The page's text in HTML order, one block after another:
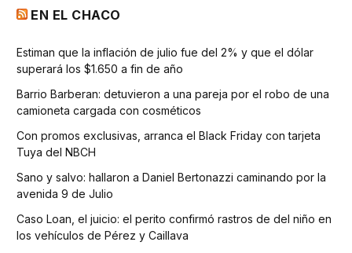
EN EL CHACO
Estiman que la inflación de julio fue del 2% y que el dólar
superará los $1.650 a fin de año
Barrio Barberan: detuvieron a una pareja por el robo de una
camioneta cargada con cosméticos
Con promos exclusivas, arranca el Black Friday con tarjeta
Tuya del NBCH
Sano y salvo: hallaron a Daniel Bertonazzi caminando por la
avenida 9 de Julio
Caso Loan, el juicio: el perito confirmó rastros de del niño en
los vehículos de Pérez y Caillava